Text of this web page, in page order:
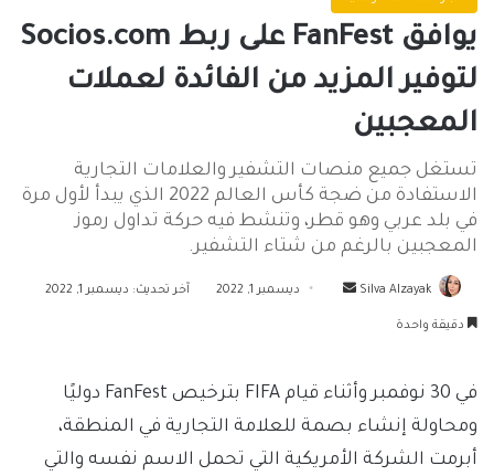
يوافق FanFest على ربط Socios.com
لتوفير المزيد من الفائدة لعملات
المعجبين
تستغل جميع منصات التشفير والعلامات التجارية
الاستفادة من ضجة كأس العالم 2022 الذي يبدأ لأول مرة
في بلد عربي وهو قطر، وتنشط فيه حركة تداول رموز
المعجبين بالرغم من شتاء التشفير.
Silva Alzayak
أرسل
ديسمبر 1, 2022 آخر تحديث: ديسمبر 1, 2022
دقيقة واحدة
في 30 نوفمبر وأثناء قيام FIFA بترخيص FanFest دوليًا
ومحاولة إنشاء بصمة للعلامة التجارية في المنطقة،
أبرمت الشركة الأمريكية التي تحمل الاسم نفسه والتي